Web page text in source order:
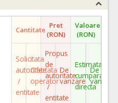
Cantitate Pret
(RON)
Valoare
(RON)
Solicitata
autoritate
/
entitate
Ofertata
operator
Propus
de
autoritate
/
entitate
De
vanzare
Estimata
cumparare
directa
De
vanzare